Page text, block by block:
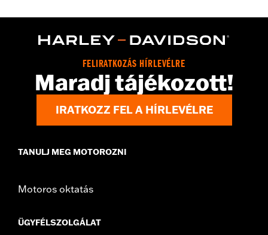
Collection:Genuine Motorclothes
d.com/warrantyfor full details
FELIRATKOZÁS HÍRLEVÉLRE
Maradj tájékozott!
IRATKOZZ FEL A HÍRLEVÉLRE
TANULJ MEG MOTOROZNI
Motoros oktatás
ÜGYFÉLSZOLGÁLAT